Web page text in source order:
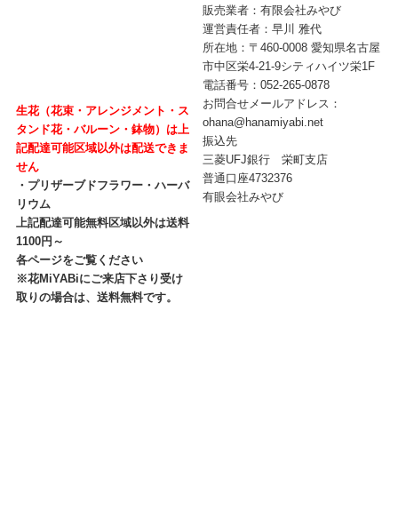
生花（花束・アレンジメント・ス
タンド花・バルーン・鉢物）は上
記配達可能区域以外は配送できま
せん
・プリザーブドフラワー・ハーバ
リウム
上記配達可能無料区域以外は送料
1100円～
各ページをご覧ください
※花MiYABiにご来店下さり受け
取りの場合は、送料無料です。
販売業者：有限会社みやび
運営責任者：早川 雅代
所在地：〒460-0008 愛知県名古屋
市中区栄4-21-9シティハイツ栄1F
電話番号：052-265-0878
お問合せメールアドレス：
ohana@hanamiyabi.net
振込先
三菱UFJ銀行 栄町支店
普通口座4732376
有眼会社みやび